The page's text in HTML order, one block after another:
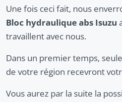
Une fois ceci fait, nous
Bloc hydraulique abs Isuzu
travaillent avec nous.
Dans un premier temps,
de votre région recevront
Vous aurez par la suite la